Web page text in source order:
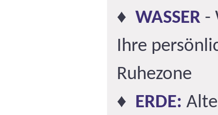
♦ WASSER -
Ihre
Ruhezone
♦ ERDE: